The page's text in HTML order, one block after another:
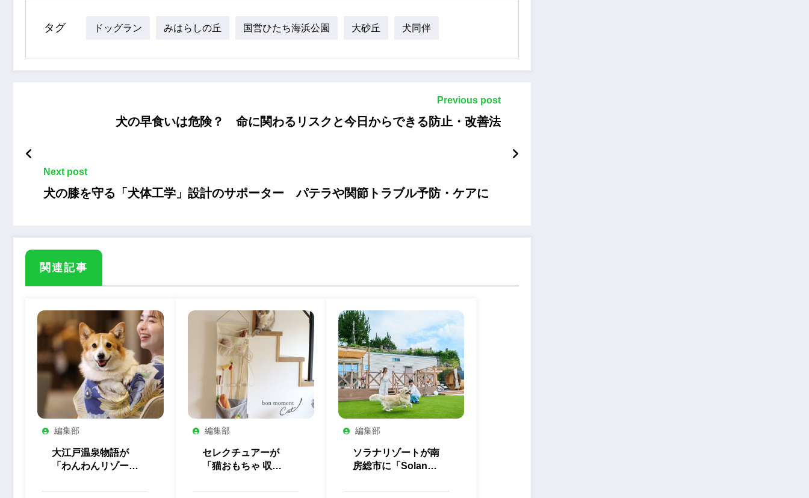
タグ ドッグラン みはらしの丘 国営ひたち海浜公園 大砂丘 犬同伴
Previous post
犬の早食いは危険？ 命に関わるリスクと今日からできる防止・改善法
Next post
犬の膝を守る「犬体工学」設計のサポーター パテラや関節トラブル予防・ケアに
関連記事
編集部
大江戸温泉物語が
「わんわんリゾー
ドッグランをリニュ
編集部
セレクチュアーが
「猫おもちゃ 収納
を発売
編集部
ソラナリゾートが南
房総市に「Solana
総」を開業